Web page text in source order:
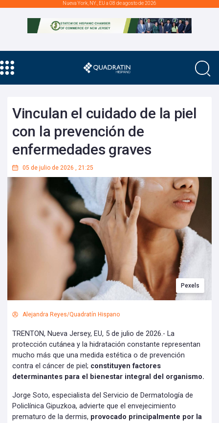
Nueva York, NY., EU a 08 de agosto de 2026
Vinculan el cuidado de la piel
con la prevención de
enfermedades graves
05 de julio de 2026 , 21:25
Pexels
Alejandra Reyes/Quadratín Hispano
TRENTON, Nueva Jersey, EU, 5 de julio de 2026.- La
protección cutánea y la hidratación constante representan
mucho más que una medida estética o de prevención
contra el cáncer de piel; constituyen factores
determinantes para el bienestar integral del organismo.
Jorge Soto, especialista del Servicio de Dermatología de
Policlínica Gipuzkoa, advierte que el envejecimiento
prematuro de la dermis, provocado principalmente por la